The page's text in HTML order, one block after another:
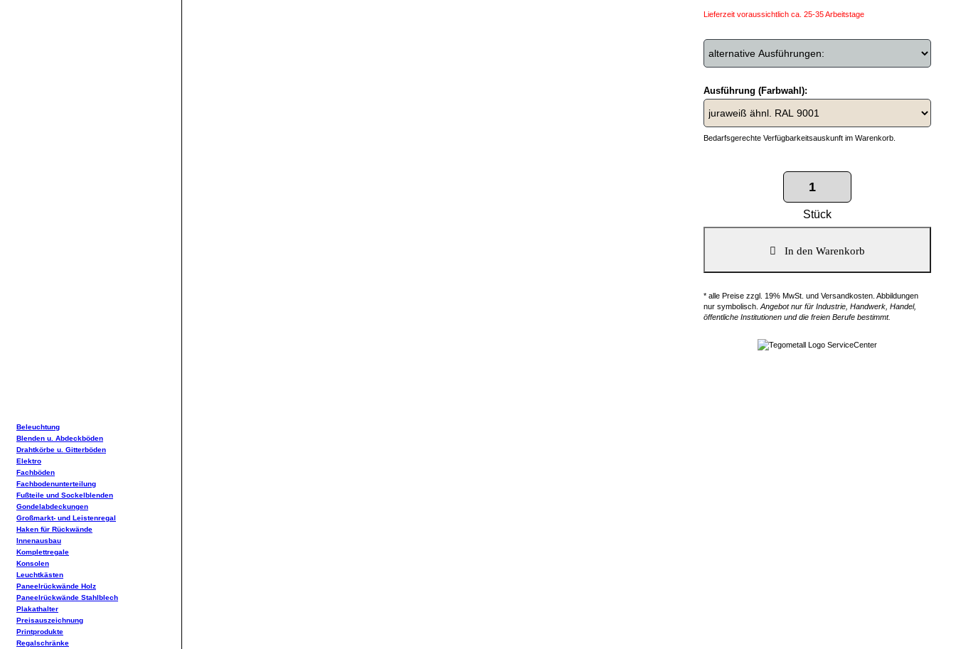
Lieferzeit voraussichtlich ca. 25-35 Arbeitstage
Ausführung (Farbwahl):
Bedarfsgerechte Verfügbarkeitsauskunft im Warenkorb.
Stück
* alle Preise zzgl. 19% MwSt. und Versandkosten. Abbildungen
nur symbolisch. Angebot nur für Industrie, Handwerk, Handel,
öffentliche Institutionen und die freien Berufe bestimmt.
Beleuchtung
Blenden u. Abdeckböden
Drahtkörbe u. Gitterböden
Elektro
Fachböden
Fachbodenunterteilung
Fußteile und Sockelblenden
Gondelabdeckungen
Großmarkt- und Leistenregal
Haken für Rückwände
Innenausbau
Komplettregale
Konsolen
Leuchtkästen
Paneelrückwände Holz
Paneelrückwände Stahlblech
Plakathalter
Preisauszeichnung
Printprodukte
Regalschränke